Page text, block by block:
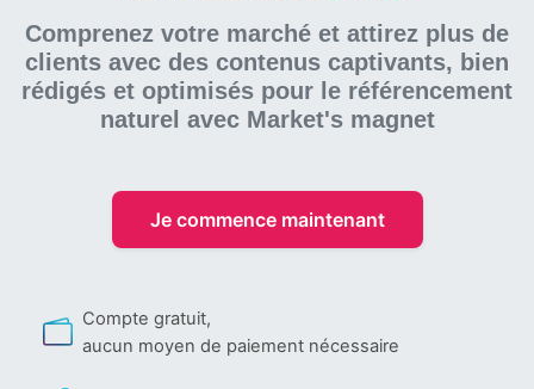
Comprenez votre marché et attirez plus de
clients avec des contenus captivants, bien
rédigés et optimisés pour le référencement
naturel avec Market's magnet
Je commence maintenant
Compte gratuit,
aucun moyen de paiement nécessaire